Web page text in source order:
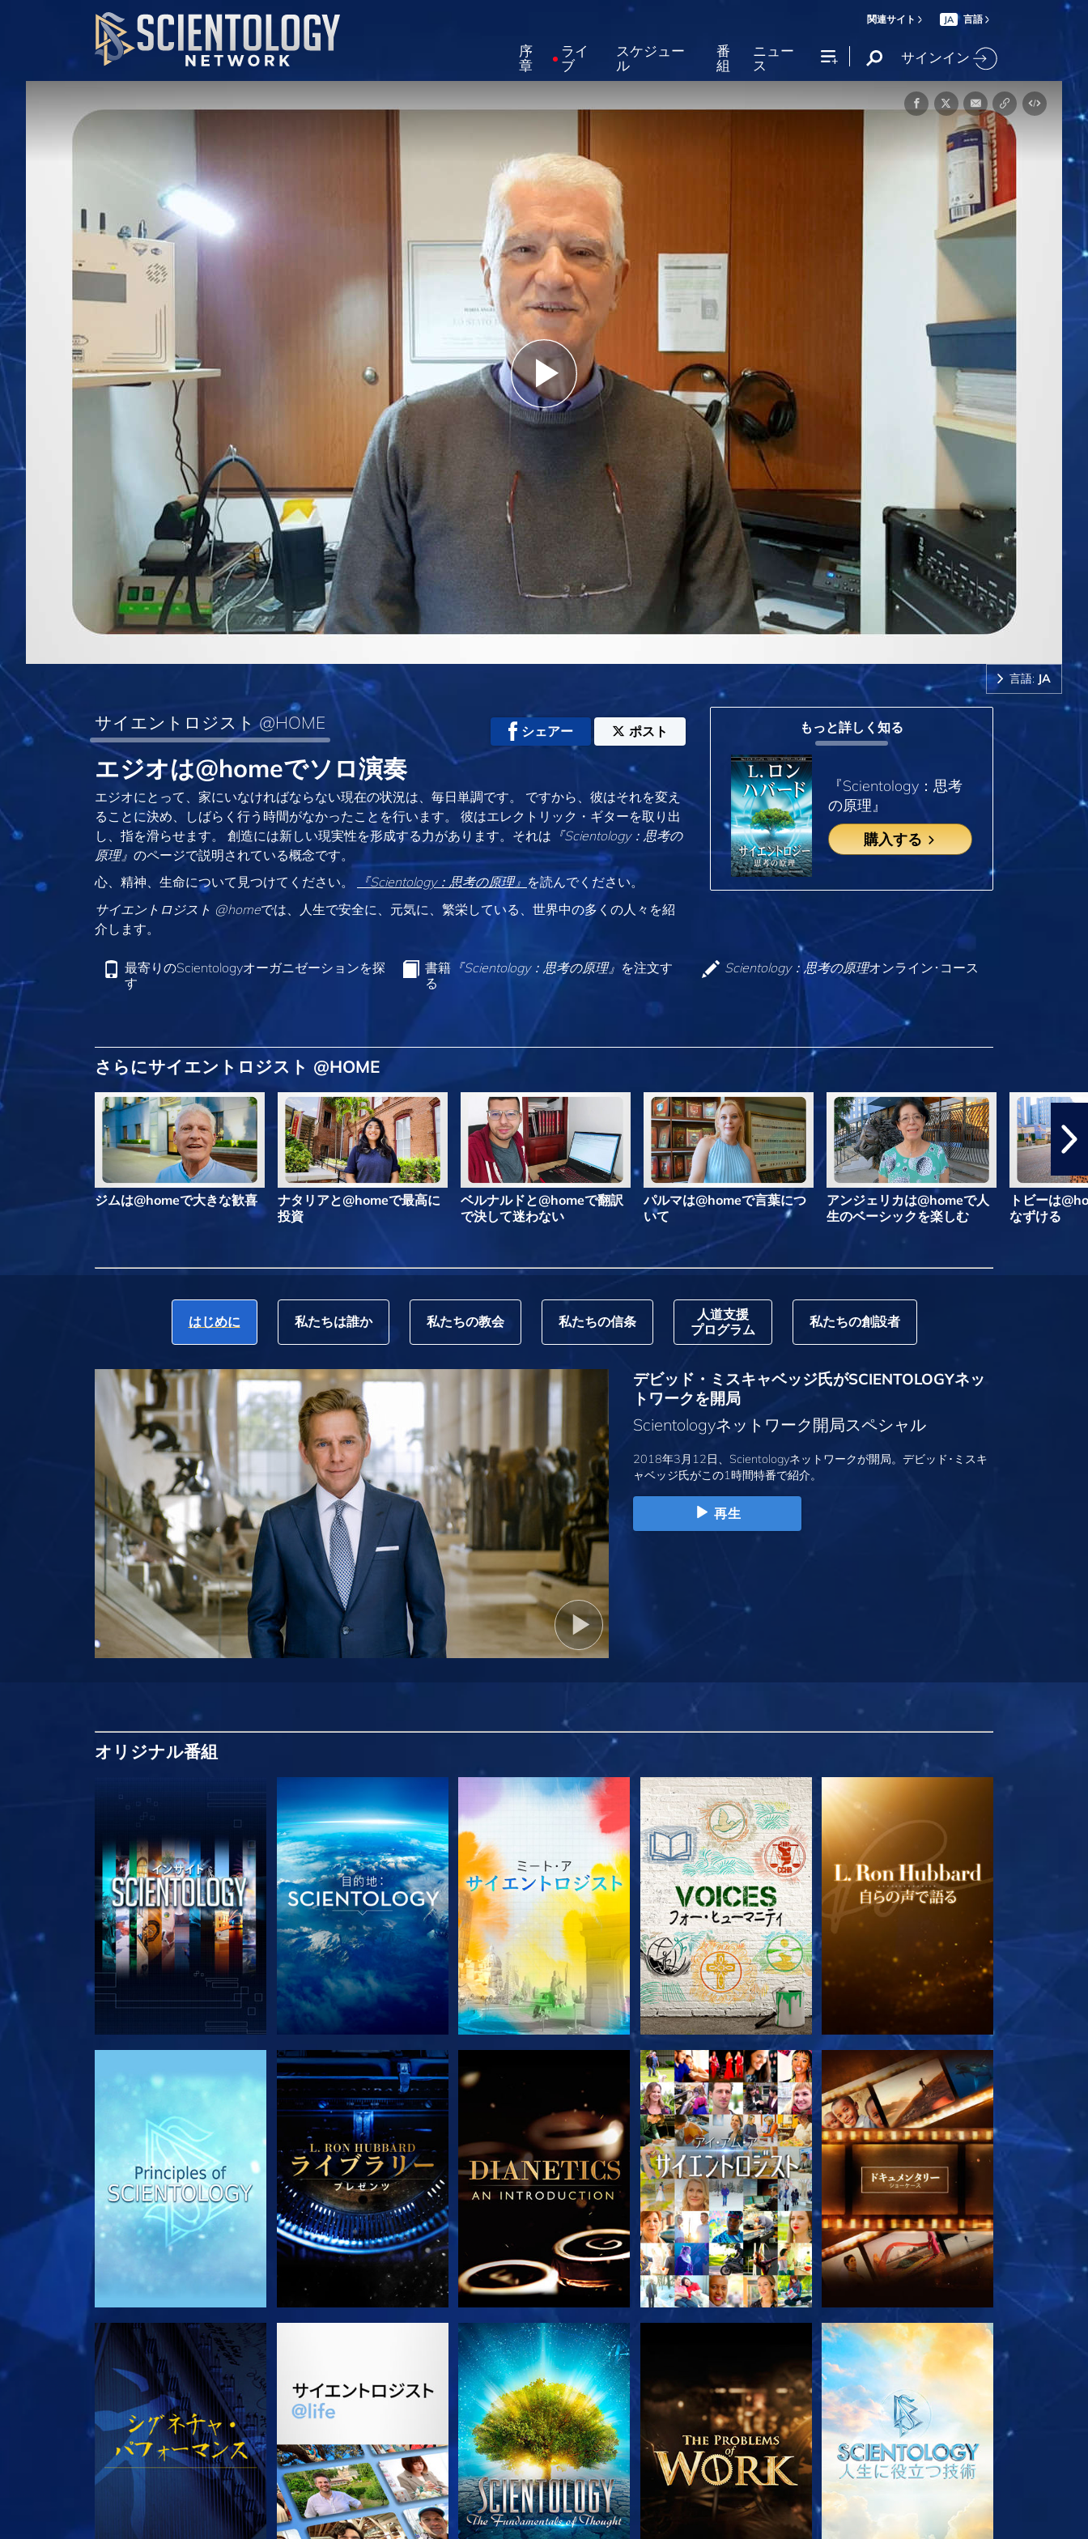
関連サイト JA 言語
序
章
ライ
ブ
スケジュー
ル
番
組
ニュー
ス サインイン
Play
Video
言語: JA
サイエントロジスト @HOME シェアー ポスト
エジオは@homeでソロ演奏
エジオにとって、家にいなければならない現在の状況は、毎日単調です。 ですから、彼はそれを変え
ることに決め、しばらく行う時間がなかったことを行います。 彼はエレクトリック・ギターを取り出
し、指を滑らせます。 創造には新しい現実性を形成する力があります。それは 『Scientology：思考の
原理』 のページで説明されている概念です。
心、精神、生命について見つけてください。
『Scientology：思考の原理』 を読んでください。
サイエントロジスト @homeでは、人生で安全に、元気に、繁栄している、世界中の多くの人々を紹
介します。
もっと詳しく知る
『Scientology：思考
の原理』
購入する
最寄りのScientologyオーガニゼーションを探
す
書籍 『Scientology：思考の原理』 を注文す
る
Scientology：思考の原理オンライン･コース
さらにサイエントロジスト @HOME
ジムは@homeで大きな歓喜
ナタリアと@homeで最高に
投資
ベルナルドと@homeで翻訳
で決して迷わない
パルマは@homeで言葉につ
いて
アンジェリカは@homeで人
生のベーシックを楽しむ
トビーは
なずける
はじめに 私たちは誰か 私たちの教会 私たちの信条
人道支援
プログラム
私たちの創設者
デビッド・ミスキャベッジ氏がSCIENTOLOGYネッ
トワークを開局
Scientologyネットワーク開局スペシャル
2018年3月12日、Scientologyネットワークが開局。デビッド･ミスキ
ャベッジ氏がこの1時間特番で紹介。
再生
オリジナル番組
シリーズを探求 シリーズを探求 シリーズを探求 シリーズを探求
観る 観る シリーズを探求